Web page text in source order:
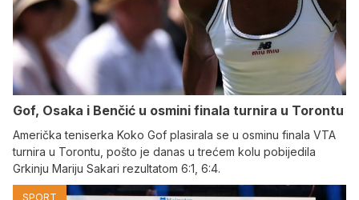
Gof, Osaka i Benčić u osmini finala turnira u Torontu
Američka teniserka Koko Gof plasirala se u osminu finala VTA
turnira u Torontu, pošto je danas u trećem kolu pobijedila
Grkinju Mariju Sakari rezultatom 6:1, 6:4.
SPORT